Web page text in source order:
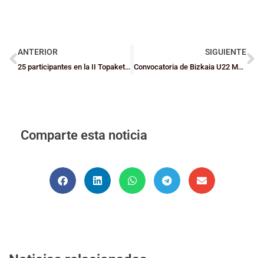
ANTERIOR
25 participantes en la II Topaketa para personas con discapacidad intelectual en Berango
SIGUIENTE
Convocatoria de Bizkaia U22 Masculina para el Madalenak 2026 LIX. Saskibaloi Txapelketa
Comparte esta noticia